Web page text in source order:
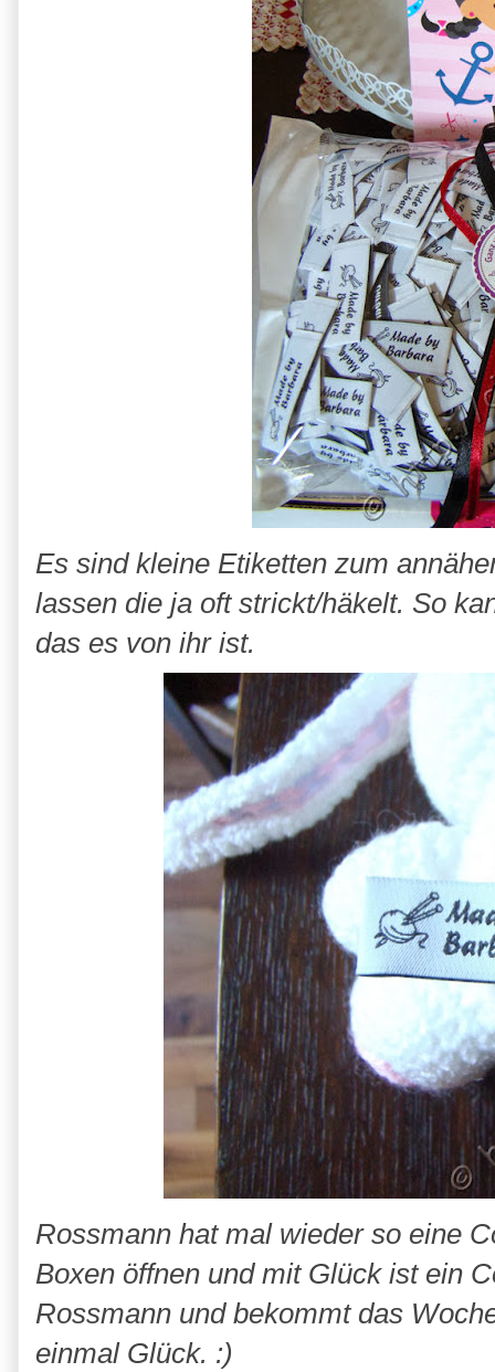
Es sind kleine Etiketten zum
lassen die ja oft strickt/häkelt. So
das es von ihr ist.
Rossmann hat mal wieder so eine
Boxen öffnen und mit Glück ist ein
Rossmann und bekommt das
einmal Glück. :)